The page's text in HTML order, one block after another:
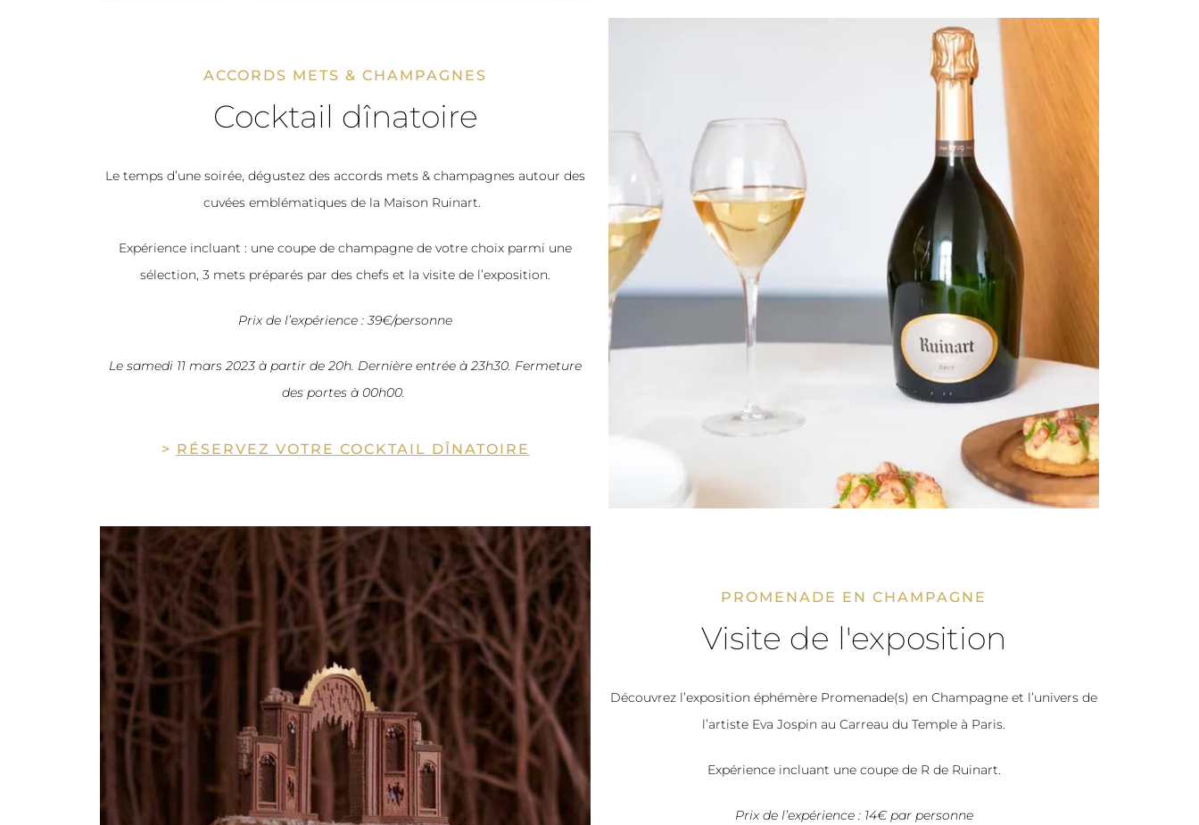
ACCORDS METS & CHAMPAGNES
Cocktail dînatoire
Le temps d’une soirée, dégustez des accords mets & champagnes autour des
cuvées emblématiques de la Maison Ruinart.
Expérience incluant : une coupe de champagne de votre choix parmi une
sélection, 3 mets préparés par des chefs et la visite de l’exposition.
Prix de l’expérience : 39€/personne
Le samedi 11 mars 2023 à partir de 20h. Dernière entrée à 23h30. Fermeture
des portes à 00h00.
> RÉSERVEZ VOTRE COCKTAIL DÎNATOIRE
PROMENADE EN CHAMPAGNE
Visite de l'exposition
Découvrez l’exposition éphémère Promenade(s) en Champagne et l’univers de
l’artiste Eva Jospin au Carreau du Temple à Paris.
Expérience incluant une coupe de R de Ruinart.
Prix de l’expérience : 14€ par personne